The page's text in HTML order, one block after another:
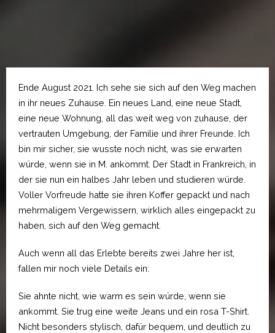
Ende August 2021. Ich sehe sie sich auf den Weg machen
in ihr neues Zuhause. Ein neues Land, eine neue Stadt,
eine neue Wohnung, all das weit weg von zuhause, der
vertrauten Umgebung, der Familie und ihrer Freunde. Ich
bin mir sicher, sie wusste noch nicht, was sie erwarten
würde, wenn sie in M. ankommt. Der Stadt in Frankreich, in
der sie nun ein halbes Jahr leben und studieren würde.
Voller Vorfreude hatte sie ihren Koffer gepackt und nach
mehrmaligem Vergewissern, wirklich alles eingepackt zu
haben, sich auf den Weg gemacht.
Auch wenn all das Erlebte bereits zwei Jahre her ist,
fallen mir noch viele Details ein:
Sie ahnte nicht, wie warm es sein würde, wenn sie
ankommt. Sie trug eine weite Jeans und ein rosa T-Shirt.
Nicht besonders stylisch, dafür bequem, und deutlich zu